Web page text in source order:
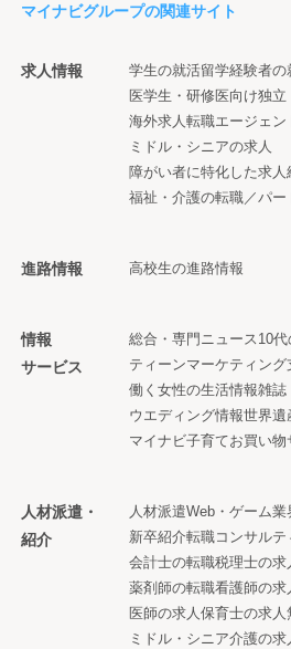
マイナビグループの関連サイト
求人情報 学生の就活留学経験者の
医学生・研修医向け独立
海外求人転職エージェン
ミドル・シニアの求人
障がい者に特化した求人
福祉・介護の転職／パー
進路情報 高校生の進路情報
情報
サービス
総合・専門ニュース10
ティーンマーケティング
働く女性の生活情報雑誌
ウエディング情報世界遺
マイナビ子育てお買い物
人材派遣・
紹介
人材派遣Web・ゲーム業
新卒紹介転職コンサルテ
会計士の転職税理士の求
薬剤師の転職看護師の求
医師の求人保育士の求人
ミドル・シニア介護の求